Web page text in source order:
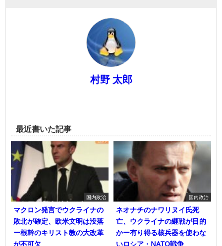
村野 太郎
最近書いた記事
国内政治
マクロン発言でウクライナの
敗北が確定、欧米文明は没落
ー根幹のキリスト教の大改革
が不可欠
国内政治
ネオナチのナワリヌイ氏死
亡、ウクライナの継戦が目的
かー有り得る核兵器を使わな
いロシア・NATO戦争